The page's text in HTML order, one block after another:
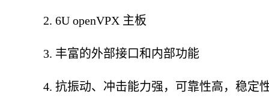
2. 6U openVPX 主板
3. 丰富的外部接口和内部功能
4. 抗振动、冲击能力强，可靠性高，稳定